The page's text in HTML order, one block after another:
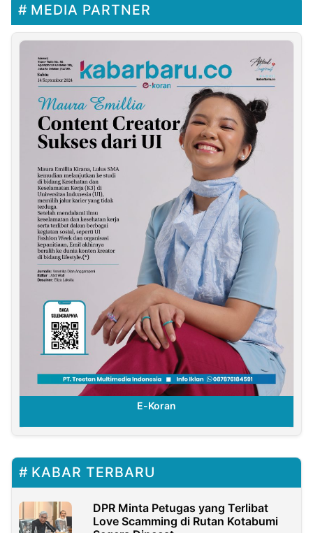
MEDIA PARTNER
E-Koran
KABAR TERBARU
DPR Minta Petugas yang Terlibat
Love Scamming di Rutan Kotabumi